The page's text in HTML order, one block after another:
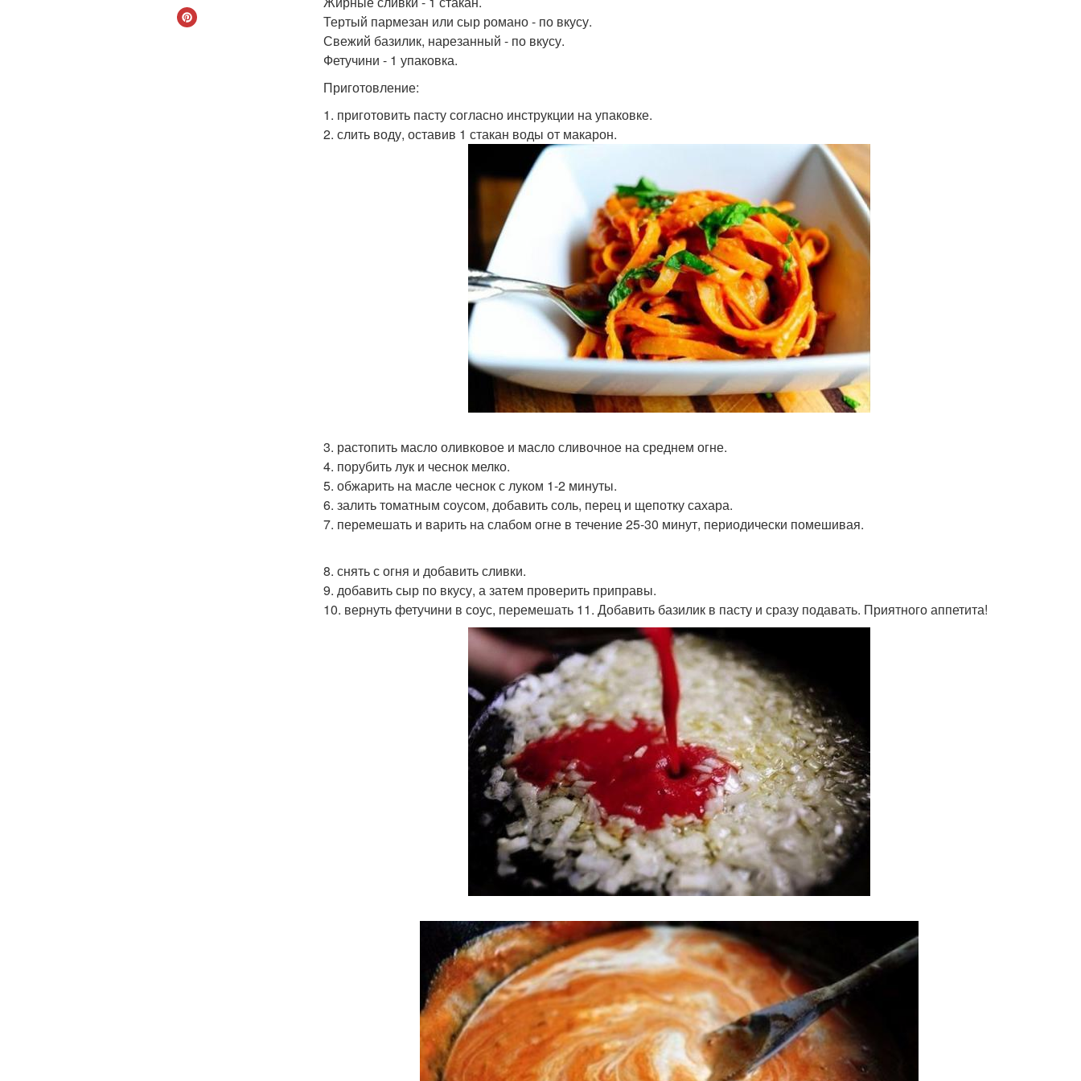
Тертый пармезан или сыр романо - по вкусу.
Свежий базилик, нарезанный - по вкусу.
Фетучини - 1 упаковка.
Приготовление:
1. приготовить пасту согласно инструкции на упаковке.
2. слить воду, оставив 1 стакан воды от макарон.
3. растопить масло оливковое и масло сливочное на среднем огне.
4. порубить лук и чеснок мелко.
5. обжарить на масле чеснок с луком 1-2 минуты.
6. залить томатным соусом, добавить соль, перец и щепотку сахара.
7. перемешать и варить на слабом огне в течение 25-30 минут, периодически помешивая.
8. снять с огня и добавить сливки.
9. добавить сыр по вкусу, а затем проверить приправы.
10. вернуть фетучини в соус, перемешать 11. Добавить базилик в пасту и сразу подавать. Приятного аппетита!